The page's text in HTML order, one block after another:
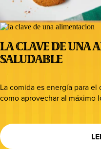
LA CLAVE DE UNA
SALUDABLE
La comida es energía para
como aprovechar al máximo